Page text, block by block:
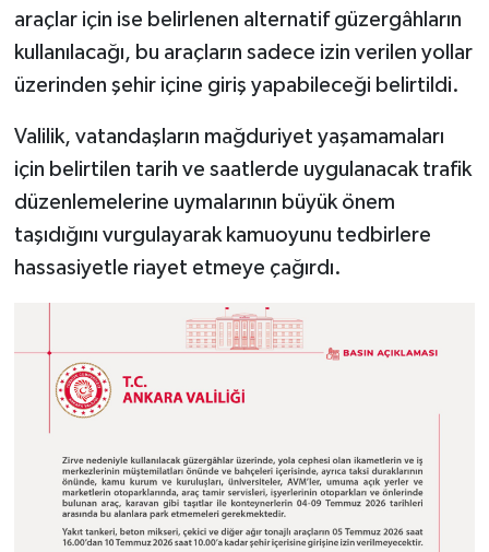
araçlar için ise belirlenen alternatif güzergâhların
kullanılacağı, bu araçların sadece izin verilen yollar
üzerinden şehir içine giriş yapabileceği belirtildi.
Valilik, vatandaşların mağduriyet yaşamamaları
için belirtilen tarih ve saatlerde uygulanacak trafik
düzenlemelerine uymalarının büyük önem
taşıdığını vurgulayarak kamuoyunu tedbirlere
hassasiyetle riayet etmeye çağırdı.